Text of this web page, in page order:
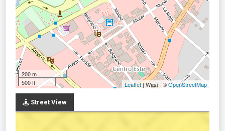
200 m
500 ft
Leaflet| Wasi - ©OpenStreetMap
Street View